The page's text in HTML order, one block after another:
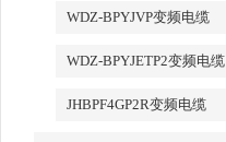
WDZ-BPYJVP变频电缆
WDZ-BPYJETP2变频电缆
JHBPF4GP2R变频电缆